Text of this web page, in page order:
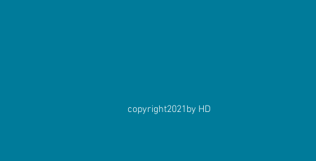
copyright2021by HD